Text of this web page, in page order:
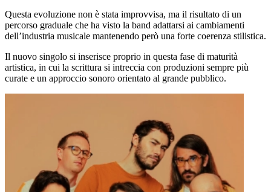
Questa evoluzione non è stata improvvisa, ma il risultato di un
percorso graduale che ha visto la band adattarsi ai cambiamenti
dell’industria musicale mantenendo però una forte coerenza stilistica.
Il nuovo singolo si inserisce proprio in questa fase di maturità
artistica, in cui la scrittura si intreccia con produzioni sempre più
curate e un approccio sonoro orientato al grande pubblico.